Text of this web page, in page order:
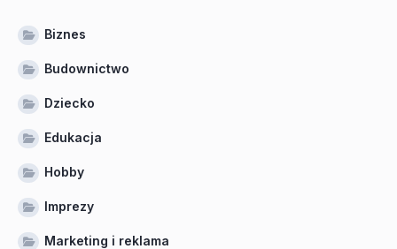
Biznes
Budownictwo
Dziecko
Edukacja
Hobby
Imprezy
Marketing i reklama